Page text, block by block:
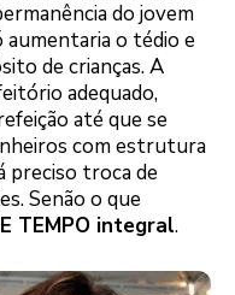
do jovem
aumentaria o tédio e
de crianças. A
adequado,
até que se
com estrutura
preciso troca de
Senão o que
TEMPO integral.